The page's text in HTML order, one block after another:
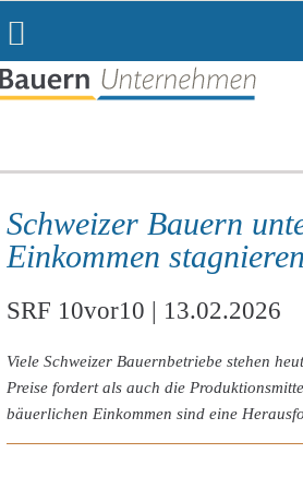
Schweizer Bauern
Einkommen stagnieren
SRF 10vor10 | 13.02.2026
Viele Schweizer Bauernbetriebe stehen
Preise fordert als auch die
bäuerlichen Einkommen sind eine